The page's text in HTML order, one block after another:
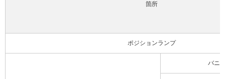
箇所
ポジションランプ
バニ